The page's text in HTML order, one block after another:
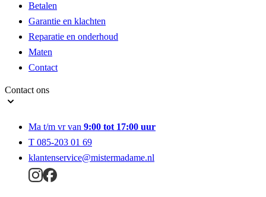
Betalen
Garantie en klachten
Reparatie en onderhoud
Maten
Contact
Contact ons
Ma t/m vr van 9:00 tot 17:00 uur
T 085-203 01 69
klantenservice@mistermadame.nl